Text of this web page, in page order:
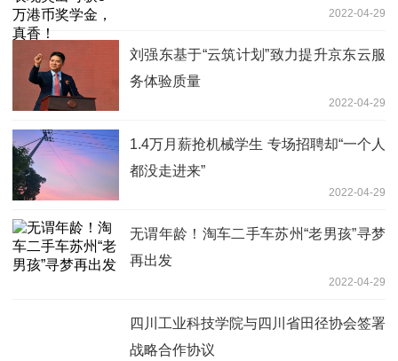
2022-04-29
刘强东基于“云筑计划”致力提升京东云服
务体验质量
2022-04-29
1.4万月薪抢机械学生 专场招聘却“一个人
都没走进来”
2022-04-29
无谓年龄！淘车二手车苏州“老男孩”寻梦
再出发
2022-04-29
四川工业科技学院与四川省田径协会签署
战略合作协议